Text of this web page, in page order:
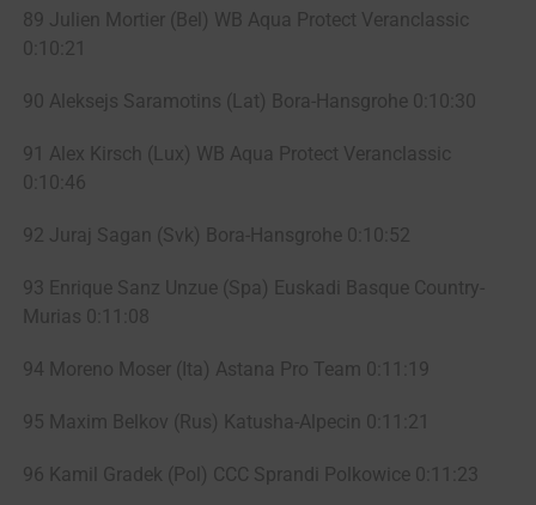
89 Julien Mortier (Bel) WB Aqua Protect Veranclassic
0:10:21
90 Aleksejs Saramotins (Lat) Bora-Hansgrohe 0:10:30
91 Alex Kirsch (Lux) WB Aqua Protect Veranclassic
0:10:46
92 Juraj Sagan (Svk) Bora-Hansgrohe 0:10:52
93 Enrique Sanz Unzue (Spa) Euskadi Basque Country-
Murias 0:11:08
94 Moreno Moser (Ita) Astana Pro Team 0:11:19
95 Maxim Belkov (Rus) Katusha-Alpecin 0:11:21
96 Kamil Gradek (Pol) CCC Sprandi Polkowice 0:11:23